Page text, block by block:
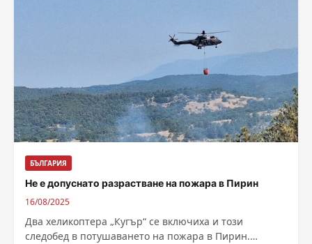
БЪЛГАРИЯ
Не е допуснато разрастване на пожара в Пирин
16/08/2025
Два хеликоптера „Кугър“ се включиха и този
следобед в потушаването на пожара в Пирин.